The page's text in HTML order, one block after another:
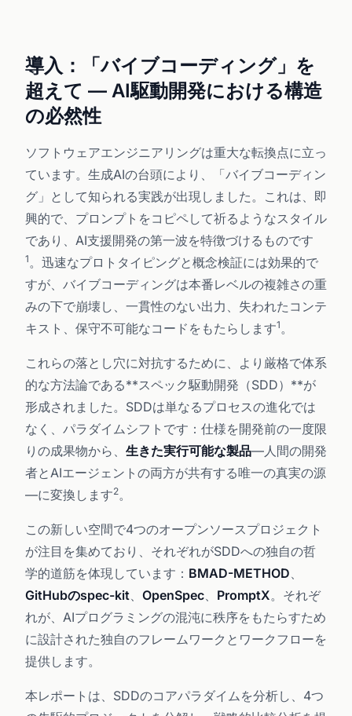
導入：「バイブコーディング」を
超えて — AI駆動開発における構造
の必然性
ソフトウェアエンジニアリングは重大な転換点に立っ
ています。生成AIの台頭により、「バイブコーディン
グ」として知られる実践が出現しました。これは、即
興的で、プロンプトをコピペして祈るようなスタイル
であり、AI支援開発の第一波を特徴づけるものです
1。迅速なプロトタイピングと概念検証には効果的で
すが、バイブコーディングは本番レベルの複雑さの重
みの下で崩壊し、一貫性のない出力、失われたコンテ
キスト、保守不可能なコードをもたらします1。
これらの落とし穴に対抗するために、より厳格で体系
的な方法論である**スペック駆動開発（SDD）**が
形成されました。SDDは単なるプロセスの進化では
なく、パラダイムシフトです：仕様を開発前の一度限
りの成果物から、 生きた実行可能な製品—人間の開発
者とAIエージェントの両方が共有する唯一の真実の源
—に変換します2。
この新しい空間で4つのオープンソースプロジェクト
が注目を集めており、それぞれがSDDへの独自の哲
学的道筋を体現しています： BMAD-METHOD、
GitHubのspec-kit、 OpenSpec、 PromptX。それぞ
れが、AIプログラミングの混沌に秩序をもたらすため
に設計された独自のフレームワークとワークフローを
提供します。
本レポートは、SDDのコアパラダイムを分析し、4つ